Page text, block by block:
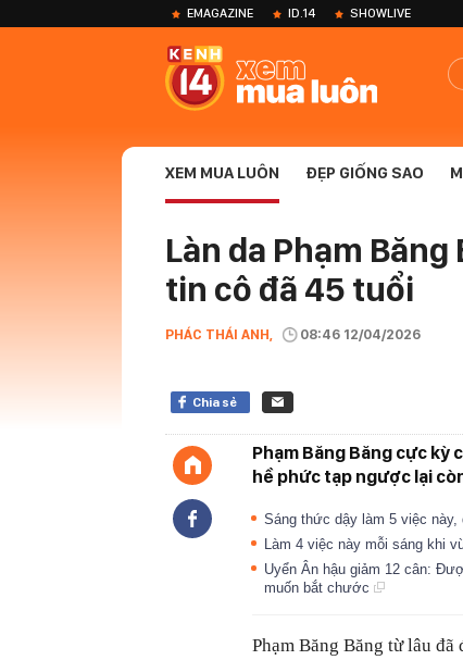
EMAGAZINE ID.14 SHOWLIVE
XEM MUA LUÔN ĐẸP GIỐNG SAO
Làn da Phạm
tin cô đã 45 tuổi
PHÁC THÁI ANH, 08:46 12/04/2026
Chia sẻ
Phạm Băng Băng cực kỳ
hề phức tạp ngược lại
Sáng thức dậy làm 5 việc này,
Làm 4 việc này mỗi sáng khi
Uyển Ân hậu giảm 12 cân:
muốn bắt chước
Phạm Băng Băng từ lâu